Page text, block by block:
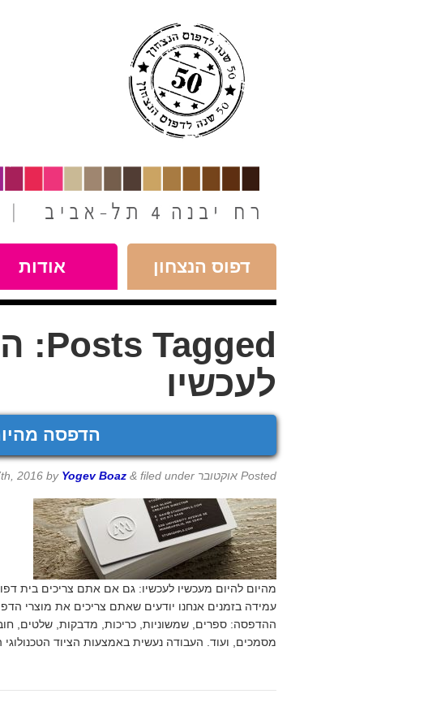
דפוס הנצחון אודות
Posts Tagged:
לעכשיו
הדפסה
Posted אוקטובר 27th, 2016 by Yogev Boaz & filed under
מהיום להיום מעכשיו לעכשיו: גם אם אתם צריכים בית
עמידה בזמנים אנחנו יודעים שאתם צריכים את מוצרי
ההדפסה: ספרים, שמשוניות, כריכות, מדבקות, שלטים,
מסמכים, ועוד. העבודה נעשית באמצעות הציוד